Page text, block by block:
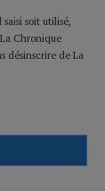
soit utilisé,
Chronique
désinscrire de La